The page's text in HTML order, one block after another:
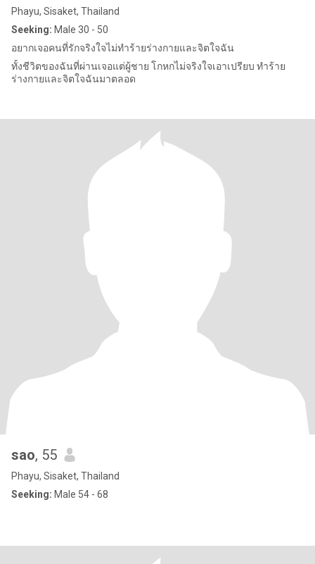
Phayu, Sisaket, Thailand
Seeking: Male 30 - 50
อยากเจอคนที่รักจริงใจไม่ทำร้ายร่างกายและจิตใจฉัน
ทั้งชีวิตของฉันที่ผ่านเจอแต่ผู้ชาย โกหกไม่จริงใจเอาเปรียบ ทำร้าย
ร่างกายและจิตใจฉันมาตลอด
sao, 55
Phayu, Sisaket, Thailand
Seeking: Male 54 - 68